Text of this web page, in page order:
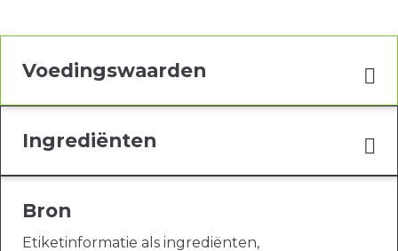
Voedingswaarden
Ingrediënten
Bron
Etiketinformatie als ingrediënten,